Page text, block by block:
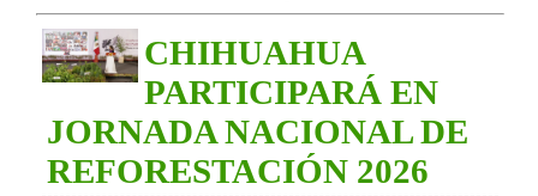
CHIHUAHUA
PARTICIPARÁ EN
JORNADA NACIONAL DE
REFORESTACIÓN 2026